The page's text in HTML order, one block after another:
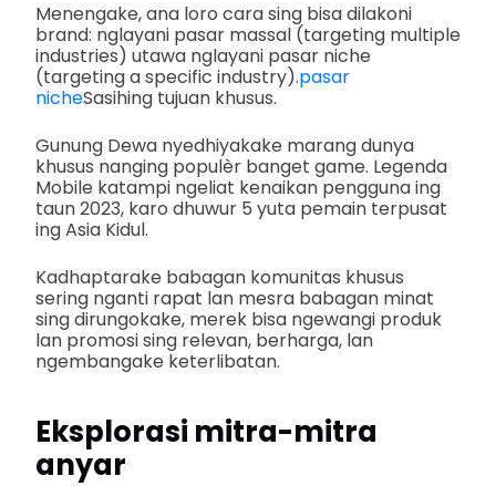
Menengake, ana loro cara sing bisa dilakoni
brand: nglayani pasar massal (targeting multiple
industries) utawa nglayani pasar niche
(targeting a specific industry).pasar
nicheSasihing tujuan khusus.
Gunung Dewa nyedhiyakake marang dunya
khusus nanging populèr banget game. Legenda
Mobile katampi ngeliat kenaikan pengguna ing
taun 2023, karo dhuwur 5 yuta pemain terpusat
ing Asia Kidul.
Kadhaptarake babagan komunitas khusus
sering nganti rapat lan mesra babagan minat
sing dirungokake, merek bisa ngewangi produk
lan promosi sing relevan, berharga, lan
ngembangake keterlibatan.
Eksplorasi mitra-mitra
anyar